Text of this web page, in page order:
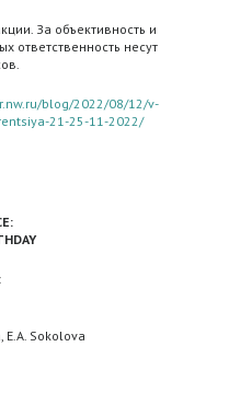
За объективность и
ответственность несут
blog/2022/08/12/v-
21-25-11-2022/
E.A. Sokolova